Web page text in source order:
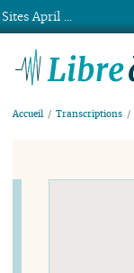
Accueil Transcriptions
Sites April ...